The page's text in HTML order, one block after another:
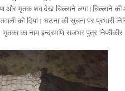
मृतक शव देख चिल्लाने लगा।चिल्लाने की
को दिया। घटना की सूचना पर प्रभारी
मृतका का नाम इन्द्रमणि राजभर पुत्र